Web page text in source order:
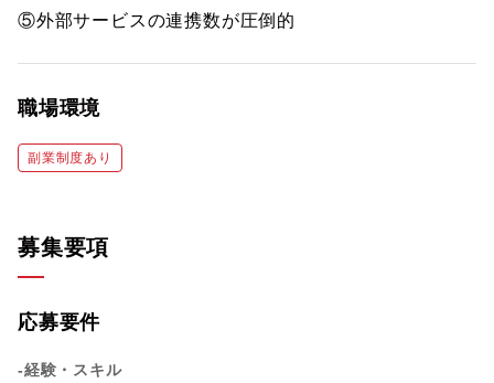
⑤外部サービスの連携数が圧倒的
職場環境
副業制度あり
募集要項
応募要件
-経験・スキル